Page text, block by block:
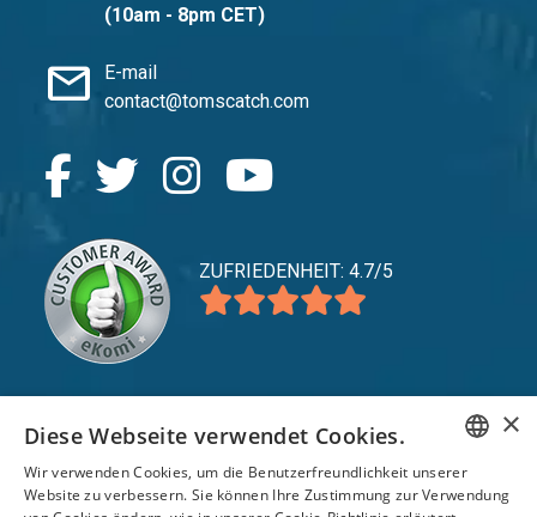
(10am - 8pm CET)
mail
E-mail
contact@tomscatch.com
ZUFRIEDENHEIT: 4.7/5
Service expand_more
Entdecken Sie expand_more
ENGLISH
×
Diese Webseite verwendet Cookies.
Wir verwenden Cookies, um die Benutzerfreundlichkeit unserer
Website zu verbessern. Sie können Ihre Zustimmung zur Verwendung